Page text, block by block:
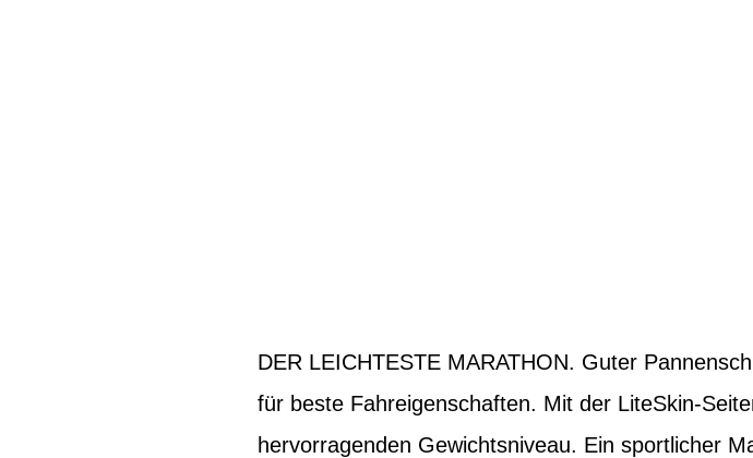
DER LEICHTESTE MARATHON. Guter
für beste Fahreigenschaften. Mit der LiteSkin-
hervorragenden Gewichtsniveau. Ein sportlicher